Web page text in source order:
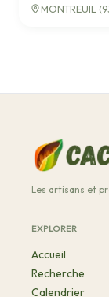
MONTREUIL
Les artisans et
EXPLORER
Accueil
Recherche
Calendrier